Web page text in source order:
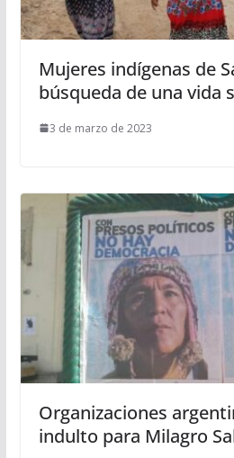
Mujeres indígenas de
búsqueda de una vida
3 de marzo de 2023
Organizaciones
indulto para Milagro